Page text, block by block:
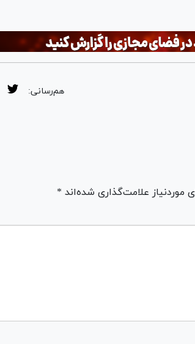
هم‌رسانی:
علامت‌گذاری شده‌اند *